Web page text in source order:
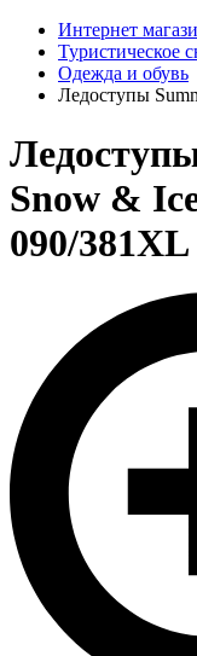
Интернет
Туристическое
Одежда и обувь
Ледоступы
Snow &
090/381XL